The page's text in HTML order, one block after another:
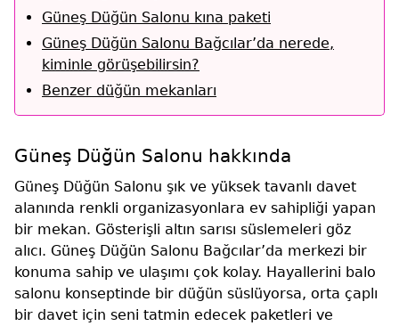
Güneş Düğün Salonu kına paketi
Güneş Düğün Salonu Bağcılar’da nerede,
kiminle görüşebilirsin?
Benzer düğün mekanları
Güneş Düğün Salonu hakkında
Güneş Düğün Salonu şık ve yüksek tavanlı davet
alanında renkli organizasyonlara ev sahipliği yapan
bir mekan. Gösterişli altın sarısı süslemeleri göz
alıcı. Güneş Düğün Salonu Bağcılar’da merkezi bir
konuma sahip ve ulaşımı çok kolay. Hayallerini balo
salonu konseptinde bir düğün süslüyorsa, orta çaplı
bir davet için seni tatmin edecek paketleri ve